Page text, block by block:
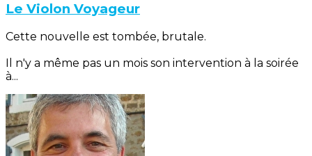
Le Violon Voyageur
Cette nouvelle est tombée, brutale.
Il n'y a même pas un mois son intervention à la soirée
à...